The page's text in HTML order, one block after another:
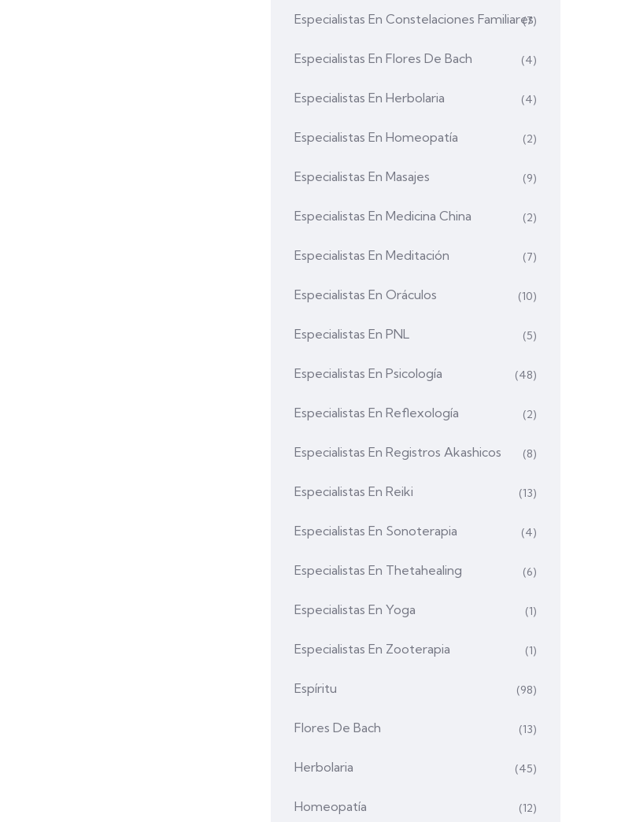
Especialistas En Constelaciones Familiares
(7)
Especialistas En Flores De Bach (4)
Especialistas En Herbolaria (4)
Especialistas En Homeopatía (2)
Especialistas En Masajes (9)
Especialistas En Medicina China (2)
Especialistas En Meditación (7)
Especialistas En Oráculos (10)
Especialistas En PNL (5)
Especialistas En Psicología (48)
Especialistas En Reflexología (2)
Especialistas En Registros Akashicos (8)
Especialistas En Reiki (13)
Especialistas En Sonoterapia (4)
Especialistas En Thetahealing (6)
Especialistas En Yoga (1)
Especialistas En Zooterapia (1)
Espíritu (98)
Flores De Bach (13)
Herbolaria (45)
Homeopatía (12)